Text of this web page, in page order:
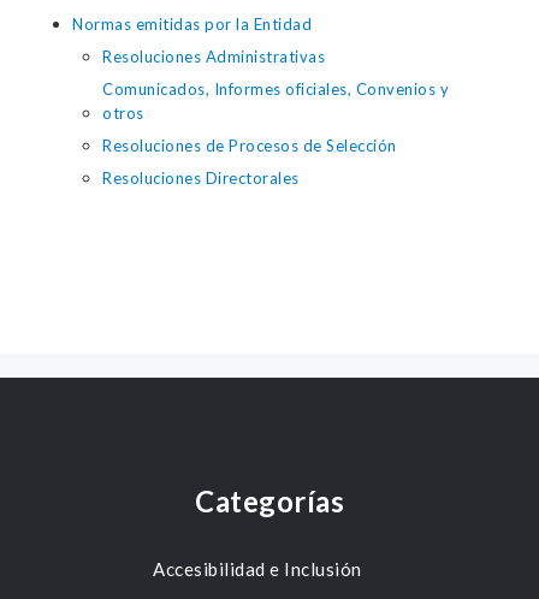
Normas emitidas por la Entidad
Resoluciones Administrativas
Comunicados, Informes oficiales, Convenios y
otros
Resoluciones de Procesos de Selección
Resoluciones Directorales
Categorías
Accesibilidad e Inclusión